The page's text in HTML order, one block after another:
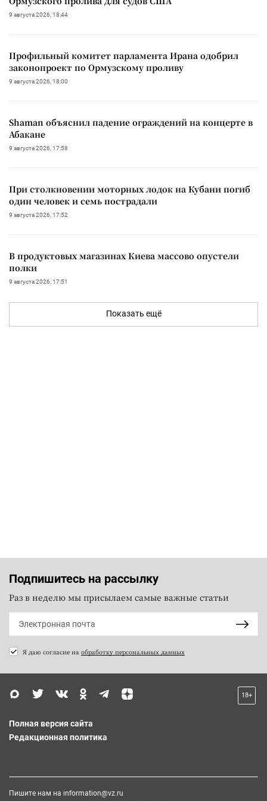
9 августа 2026, 18:44
Профильный комитет парламента Ирана одобрил
законопроект по Ормузскому проливу
9 августа 2026, 18:00
Shaman объяснил падение ограждений на концерте в
Абакане
9 августа 2026, 17:58
При столкновении моторных лодок на Кубани погиб
один человек и семь пострадали
9 августа 2026, 17:52
В продуктовых магазинах Киева массово опустели
полки
9 августа 2026, 17:51
Показать ещё
Подпишитесь на рассылку
Раз в неделю мы присылаем самые важные статьи
Я даю согласие на обработку персональных данных
18+
Полная версия сайта
Редакционная политика
Пишите нам на information@vz.ru